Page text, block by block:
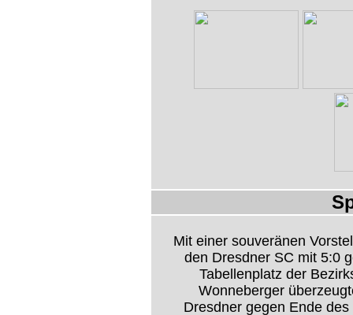
Mit einer souveränen
den Dresdner SC mit 5:0
Tabellenplatz der
Wonneberger
Dresdner gegen Ende